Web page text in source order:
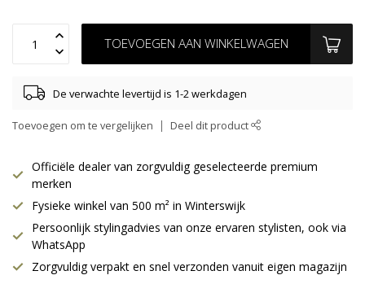
TOEVOEGEN AAN WINKELWAGEN
De verwachte levertijd is 1-2 werkdagen
Toevoegen om te vergelijken Deel dit product
Officiële dealer van zorgvuldig geselecteerde premium
merken
Fysieke winkel van 500 m² in Winterswijk
Persoonlijk stylingadvies van onze ervaren stylisten, ook via
WhatsApp
Zorgvuldig verpakt en snel verzonden vanuit eigen magazijn